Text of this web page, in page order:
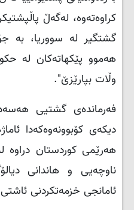
کراوەتەوە، لەگەڵ
گشتگیر لە سووریا، بە
هەموو پێکهاتەکان لە
وڵات بپارێزێ".
فەرماندەی گشتیی
دیکەی کۆبوونەوەکەدا
هەرێمی کوردستان دراوە
ناوچەیی و هاندانی
ئامانجی خزمەتکردنی